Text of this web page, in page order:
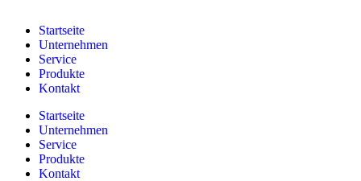
Startseite
Unternehmen
Service
Produkte
Kontakt
Startseite
Unternehmen
Service
Produkte
Kontakt